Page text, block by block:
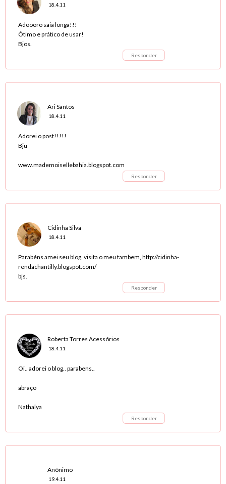
18.4.11
Adoooro saia longa!!!
Ótimo e prático de usar!
Bjos.
Responder
Ari Santos
18.4.11
Adorei o post!!!!!
Bju
www.mademoisellebahia.blogspot.com
Responder
Cidinha Silva
18.4.11
Parabéns amei seu blog, visita o meu tambem, http://cidinha-
rendachantilly.blogspot.com/
bjs.
Responder
Roberta Torres Acessórios
18.4.11
Oi.. adorei o blog.. parabens..
abraço
Nathalya
Responder
Anônimo
19.4.11